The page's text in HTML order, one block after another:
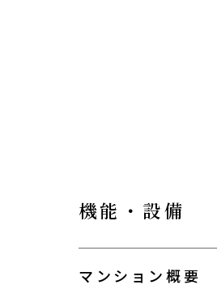
機能・設備
マンション概要